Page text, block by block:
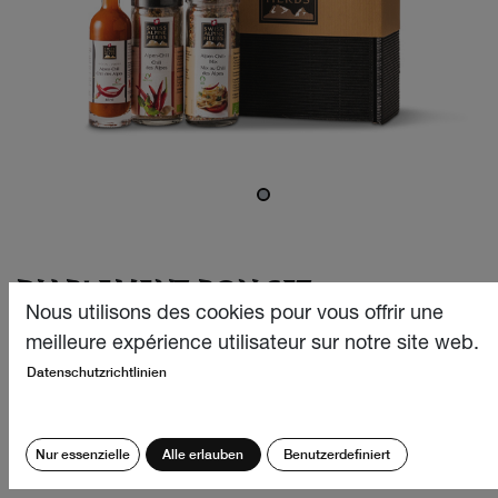
DIABLEMENT BON SET
Notre «Diablement Bon Set» est le cadeau idéal pour tous
laine de bois, contient une sélection exclusive de produits
pimentés qui défieront vos papilles.
Nous utilisons des cookies pour vous offrir une
meilleure expérience utilisateur sur notre site web.
Datenschutzrichtlinien
Nur essenzielle Alle erlauben Benutzerdefiniert